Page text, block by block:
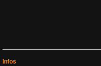
Infos